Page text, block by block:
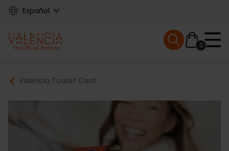
Skip
content
Español
Main
navigation
0
Mobile menu
Breadcrumb
Valencia Tourist Card